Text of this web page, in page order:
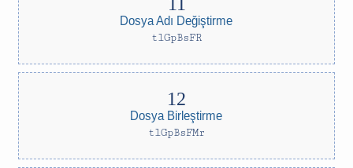
Dosya Adı Değiştirme
tlGpBsFR
Dosya Birleştirme
tlGpBsFMr